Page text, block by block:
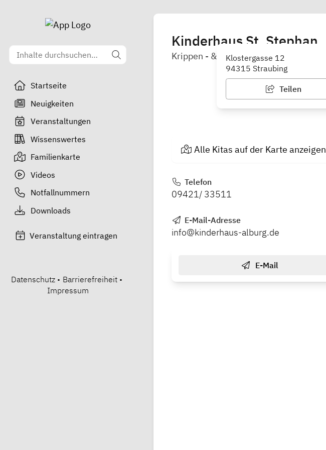
Startseite
Neuigkeiten
Veranstaltungen
Wissenswertes
Familienkarte
Videos
Notfallnummern
Downloads
Veranstaltung eintragen
Datenschutz • Barrierefreiheit •
Impressum
Kinderhaus St. Stephan
Krippen - & Kindergartengruppen
Klostergasse 12
94315 Straubing
Teilen
Alle Kitas auf der Karte anzeigen
Telefon
09421/ 33511
E-Mail-Adresse
info@kinderhaus-alburg.de
E-Mail